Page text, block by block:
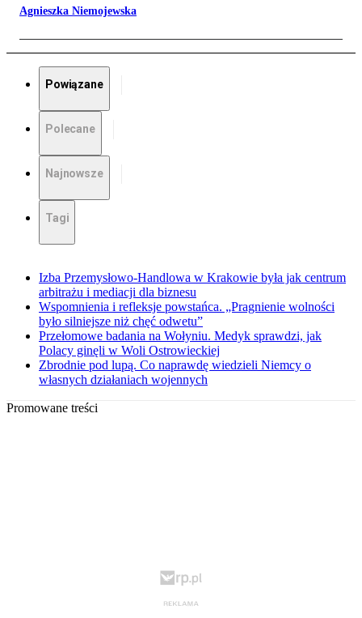
Agnieszka Niemojewska
Powiązane
Polecane
Najnowsze
Tagi
Izba Przemysłowo-Handlowa w Krakowie była jak centrum
arbitrażu i mediacji dla biznesu
Wspomnienia i refleksje powstańca. „Pragnienie wolności
było silniejsze niż chęć odwetu”
Przełomowe badania na Wołyniu. Medyk sprawdzi, jak
Polacy ginęli w Woli Ostrowieckiej
Zbrodnie pod lupą. Co naprawdę wiedzieli Niemcy o
własnych działaniach wojennych
Promowane treści